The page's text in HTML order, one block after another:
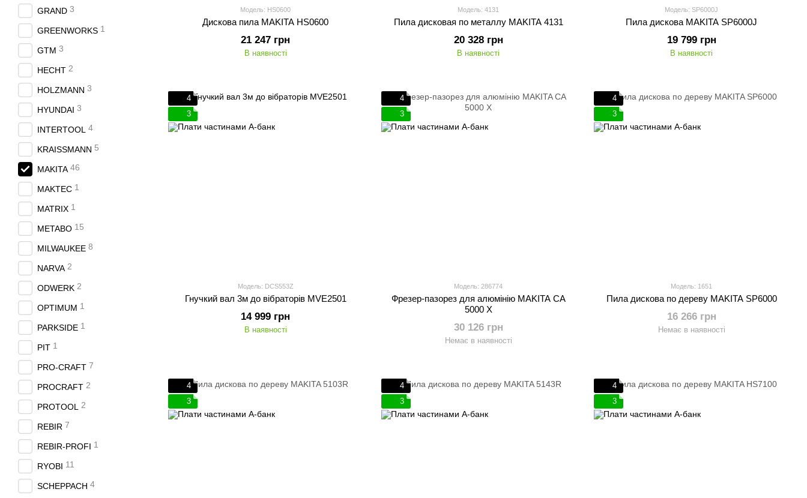
Модель: HS0600
Дискова пила MAKITA HS0600
21 247 грн
В наявності
Модель: 4131
Пила дисковая по металлу MAKITA 4131
20 328 грн
В наявності
Модель: SP6000J
Пила дискова MAKITA SP6000J
19 799 грн
В наявності
4
3
Модель: DCS553Z
Гнучкий вал 3м до вібраторів MVE2501
14 999 грн
В наявності
4
3
Модель: 286774
Фрезер-пазорез для алюмінію MAKITA CA
5000 X
30 126 грн
Немає в наявності
4
3
Модель: 1651
Пила дискова по дереву MAKITA SP6000
16 266 грн
Немає в наявності
4
3
4
3
4
3
GRAND 3
GREENWORKS 1
GTM 3
HECHT 2
HOLZMANN 3
HYUNDAI 3
INTERTOOL 4
KRAISSMANN 5
MAKITA 46
MAKTEC 1
MATRIX 1
METABO 15
MILWAUKEE 8
NARVA 2
ODWERK 2
OPTIMUM 1
PARKSIDE 1
PIT 1
PRO-CRAFT 7
PROCRAFT 2
PROTOOL 2
REBIR 7
REBIR-PROFI 1
RYOBI 11
SCHEPPACH 4